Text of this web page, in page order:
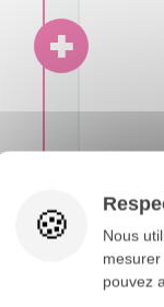
2027
Nous
pouvez